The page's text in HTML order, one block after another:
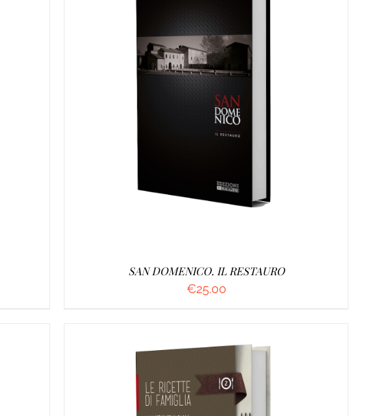
AGGIUNGI AL CARRELLO /
SAN DOMENICO. IL RESTAURO
€25.00